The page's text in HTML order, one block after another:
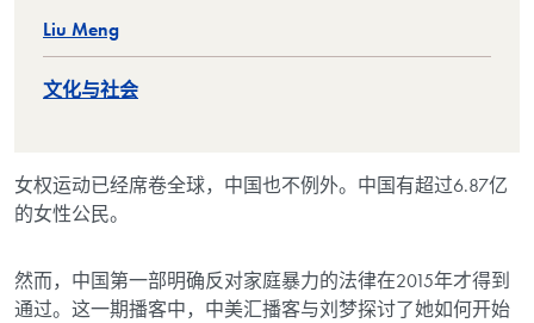
Liu Meng
文化与社会
女权运动已经席卷全球，中国也不例外。中国有超过6.87亿
的女性公民。
然而，中国第一部明确反对家庭暴力的法律在2015年才得到
通过。这一期播客中，中美汇播客与刘梦探讨了她如何开始